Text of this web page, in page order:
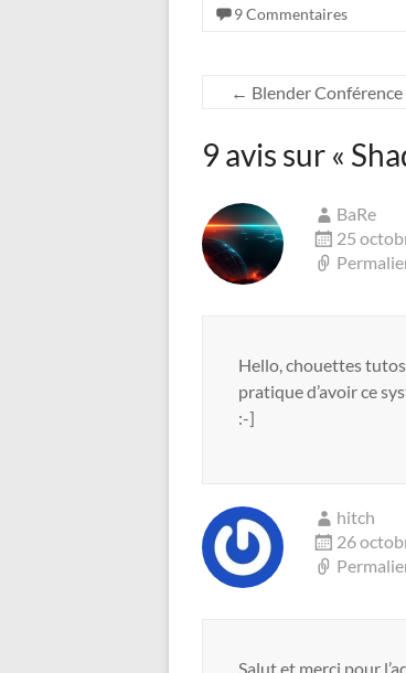
9 Commentaires
← Blender
9 avis sur «
BaRe
25
Hello, chouettes
pratique d’avoir ce
:-]
hitch
26
Salut et merci pour